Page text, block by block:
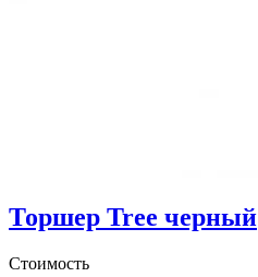
Торшер Tree черный
Стоимость